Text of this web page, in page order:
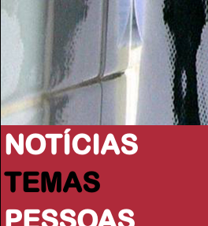
NOTÍCIAS
TEMAS
PESSOAS